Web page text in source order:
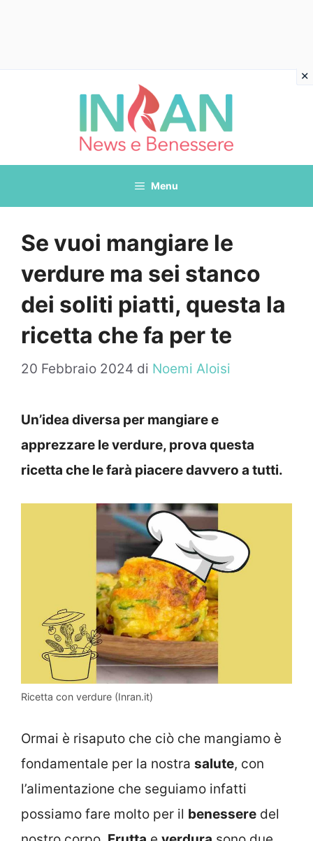
Menu
Se vuoi mangiare le
verdure ma sei stanco
dei soliti piatti, questa la
ricetta che fa per te
20 Febbraio 2024 di Noemi Aloisi
Un’idea diversa per mangiare e
apprezzare le verdure, prova questa
ricetta che le farà piacere davvero a tutti.
Ricetta con verdure (Inran.it)
Ormai è risaputo che ciò che mangiamo è
fondamentale per la nostra salute, con
l’alimentazione che seguiamo infatti
possiamo fare molto per il benessere del